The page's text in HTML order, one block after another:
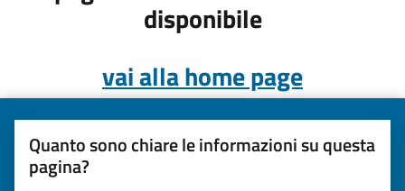
disponibile
vai alla home page
Quanto sono chiare le informazioni su questa
pagina?